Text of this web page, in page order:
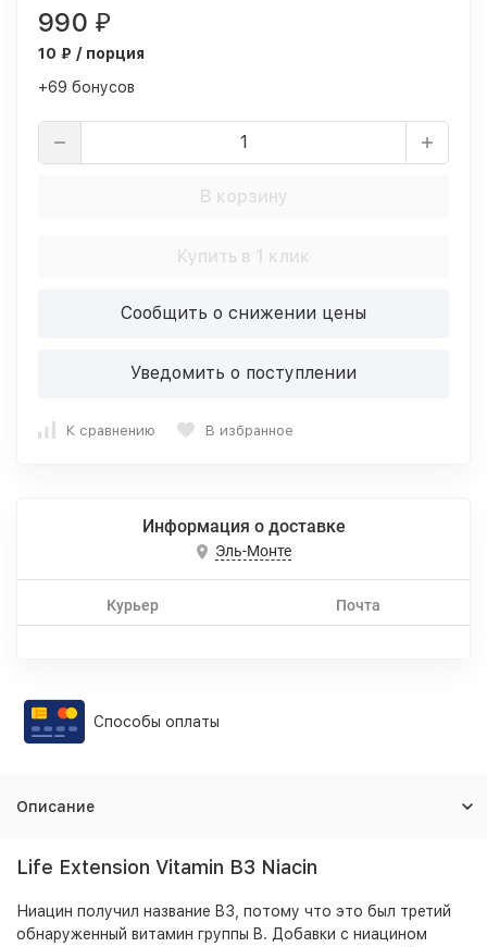
990 ₽
10 ₽ / порция
+69 бонусов
В корзину
Купить в 1 клик
Сообщить о снижении цены
Уведомить о поступлении
К сравнению В избранное
Информация о доставке
Эль-Монте
Курьер Почта
Способы оплаты
Описание
Life Extension Vitamin B3 Niacin
Ниацин получил название B3, потому что это был третий
обнаруженный витамин группы B. Добавки с ниацином